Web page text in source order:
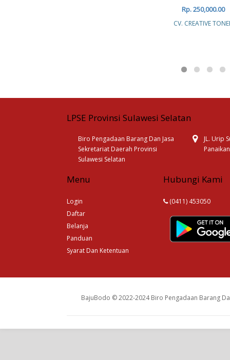
Rp. 250,000.00
CV. CREATIVE
LPSE Provinsi Sulawesi Selatan
Biro Pengadaan Barang Dan Jasa
Sekretariat Daerah Provinsi
Sulawesi Selatan
JL. Urip
Menu
Login
Daftar
Belanja
Panduan
Syarat Dan Ketentuan
Hubungi Kami
(0411) 453050
BajuBodo © 2022-2024 Biro Pengadaan Barang